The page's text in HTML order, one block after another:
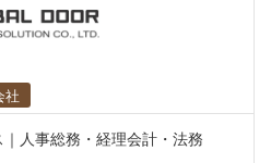
魅力ポイント】 ・既
かしながらもご自身の経験とスキ
持つメンバーの貢献を、共通のV
る高度な組織開発を主導できま
して「人事が事業を加速させる」
社
人事総務・経理会計・法務